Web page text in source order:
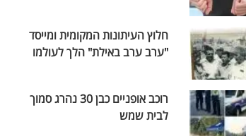
חלוץ העיתונות המקומית ומייסד
"ערב ערב באילת" הלך לעולמו
רוכב אופניים כבן 30 נהרג סמוך
לבית שמש